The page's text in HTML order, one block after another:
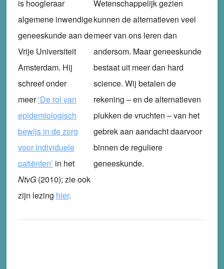
is hoogleraar
algemene inwendige
geneeskunde aan de
Vrije Universiteit
Amsterdam. Hij
schreef onder
meer‘De rol van
epidemiologisch
bewijs in de zorg
voor individuele
patiënten’ in het
NtvG(2010); zie ook
zijn lezing hier.
Wetenschappelijk gezien
kunnen de alternatieven veel
meer van ons leren dan
andersom. Maar geneeskunde
bestaat uit meer dan hard
science. Wij betalen de
rekening – en de alternatieven
plukken de vruchten – van het
gebrek aan aandacht daarvoor
binnen de reguliere
geneeskunde.